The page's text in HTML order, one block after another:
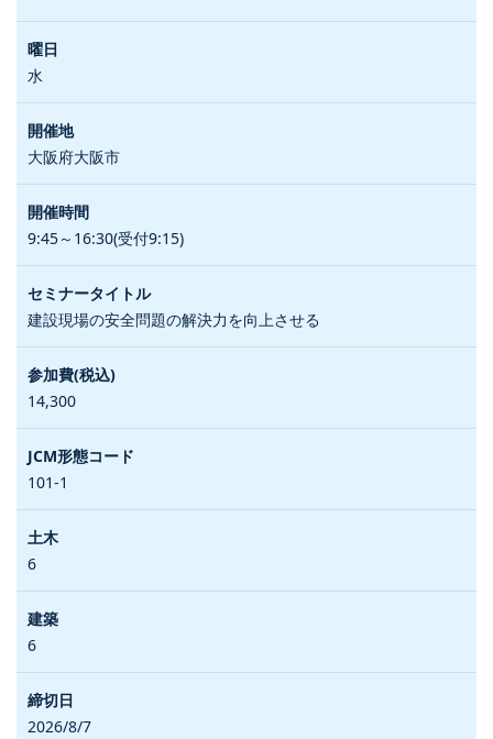
水
大阪府大阪市
9:45～16:30(受付9:15)
建設現場の安全問題の解決力を向上させる
14,300
101-1
6
6
2026/8/7